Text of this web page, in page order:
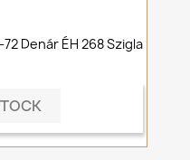
Denár ÉH 268 Szigla